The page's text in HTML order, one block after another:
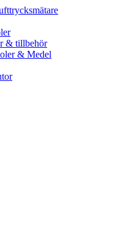
& tillbehör
& Medel